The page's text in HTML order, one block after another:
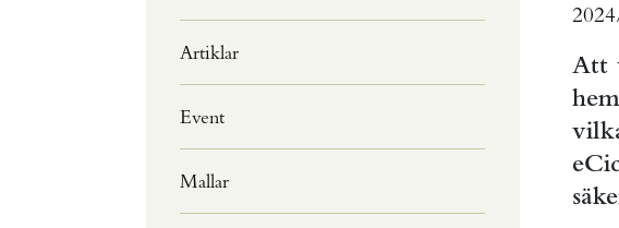
Artiklar
Event
Mallar
Att